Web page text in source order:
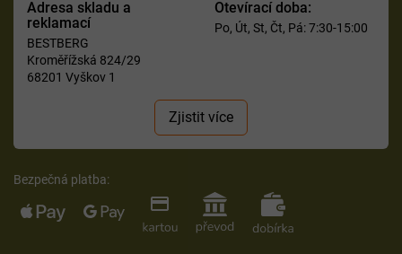
Adresa skladu a
reklamací
BESTBERG
Kroměřížská 824/29
68201 Vyškov 1
Otevírací doba:
Po, Út, St, Čt, Pá: 7:30-15:00
Zjistit více
Bezpečná platba: